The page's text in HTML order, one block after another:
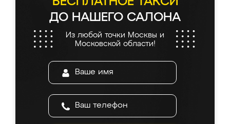
ДО НАШЕГО САЛОНА
Из любой точки Москвы и
Московской области!